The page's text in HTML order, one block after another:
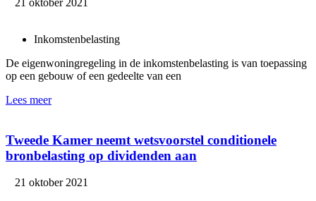
21 oktober 2021
Inkomstenbelasting
De eigenwoningregeling in de inkomstenbelasting is van toepassing
op een gebouw of een gedeelte van een
Lees meer
Tweede Kamer neemt wetsvoorstel conditionele
bronbelasting op dividenden aan
21 oktober 2021